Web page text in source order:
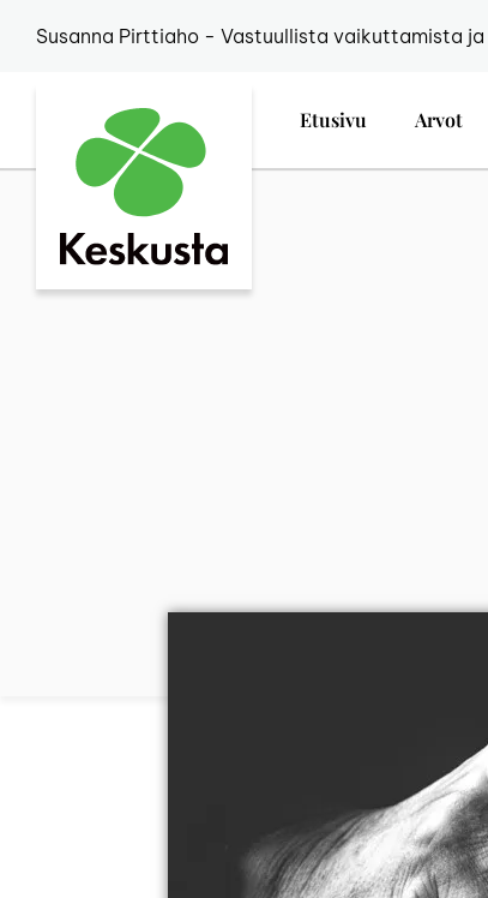
Susanna Pirttiaho - Vastuullista vaikuttamista
Etusivu Arvot